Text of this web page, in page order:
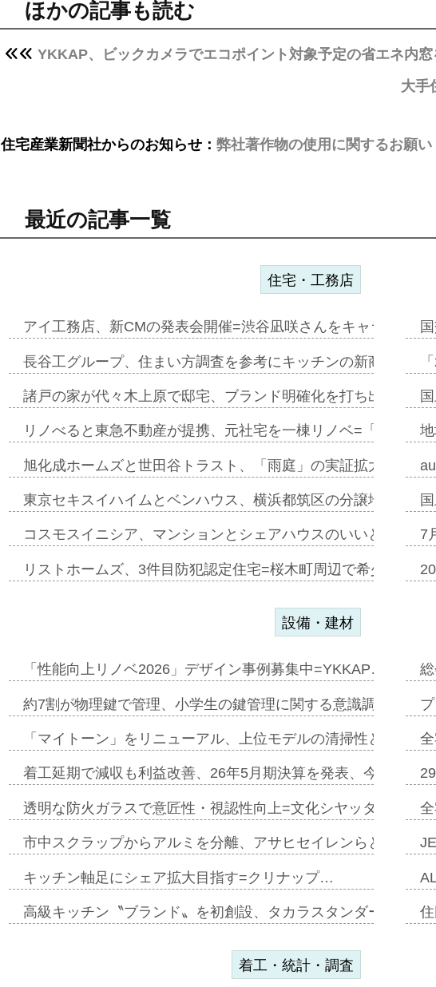
ほかの記事も読む
YKKAP、ビックカメラでエコポイント対象予定の省エネ内
大手
住宅産業新聞社からのお知らせ： 弊社著作物の使用に関するお願い
最近の記事一覧
住宅・工務店
アイ工務店、新CMの発表会開催=渋谷凪咲さんをキャラクタ
長谷工グループ、住まい方調査を参考にキッチンの新商品=「
諸戸の家が代々木上原で邸宅、ブランド明確化を打ち出す=年
リノべると東急不動産が提携、元社宅を一棟リノベ=「職住遊
旭化成ホームズと世田谷トラスト、「雨庭」の実証拡大へ=ガ
東京セキスイハイムとベンハウス、横浜都筑区の分譲地開発で
コスモスイニシア、マンションとシェアハウスのいいとこどり
リストホームズ、3件目防犯認定住宅=桜木町周辺で希少価値
7
設備・建材
「性能向上リノベ2026」デザイン事例募集中=YKKAP…
約7割が物理鍵で管理、小学生の鍵管理に関する意識調査
「マイトーン」をリニューアル、上位モデルの清掃性と安全
着工延期で減収も利益改善、26年5月期決算を発表、今期は増
透明な防火ガラスで意匠性・視認性向上=文化シヤッター…
市中スクラップからアルミを分離、アサヒセイレンらと協働開
キッチン軸足にシェア拡大目指す=クリナップ…
高級キッチン〝ブランド〟を初創設、タカラスタンダードが新
着工・統計・調査